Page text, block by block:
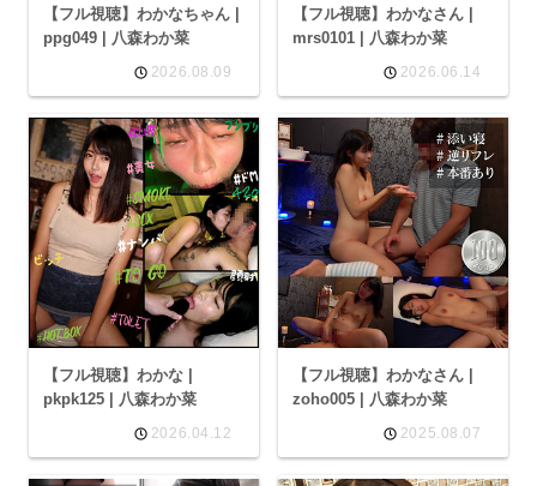
【フル視聴】わかなちゃん |
ppg049 | 八森わか菜
2026.08.09
【フル視聴】わかなさん |
mrs0101 | 八森わか菜
2026.06.14
【フル視聴】わかな |
pkpk125 | 八森わか菜
2026.04.12
【フル視聴】わかなさん |
zoho005 | 八森わか菜
2025.08.07